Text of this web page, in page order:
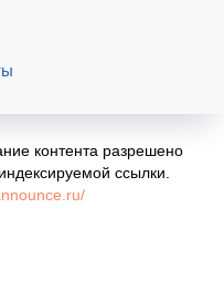
контента разрешено
ссылки.